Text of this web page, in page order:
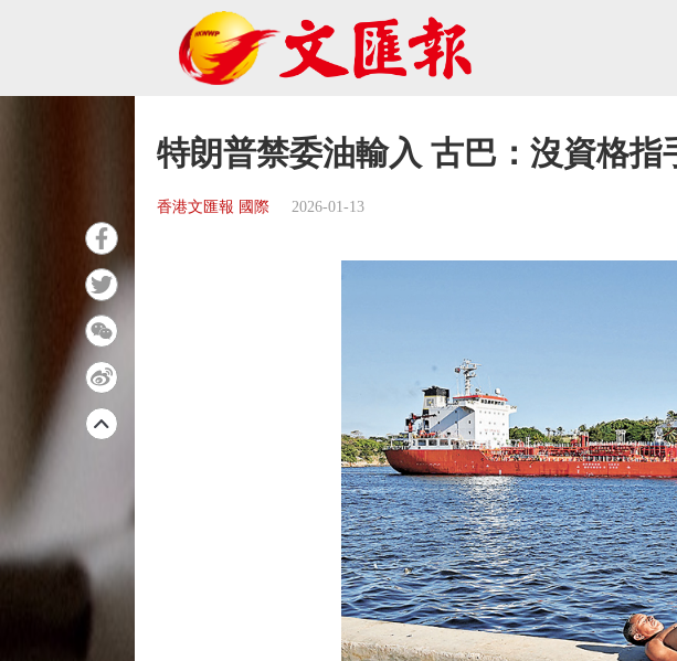
特朗普禁委油輸入 古巴：沒資格指
香港文匯報 國際 2026-01-13